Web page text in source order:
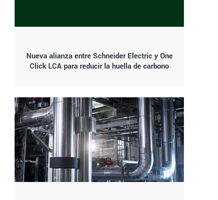
Nueva alianza entre Schneider Electric y One
Click LCA para reducir la huella de carbono